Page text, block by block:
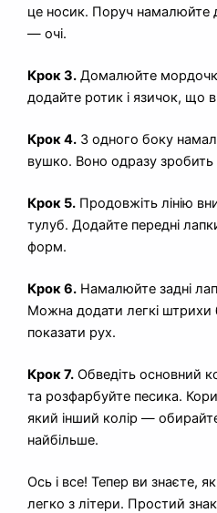
це носик. Поруч намалюйте
— очі.
Крок 3. Домалюйте
додайте ротик і язичок, що
Крок 4. З одного боку
вушко. Воно одразу зробить
Крок 5. Продовжіть лінію
тулуб. Додайте передні
форм.
Крок 6. Намалюйте задні
Можна додати легкі штрихи
показати рух.
Крок 7. Обведіть основний
та розфарбуйте песика.
який інший колір —
найбільше.
Ось і все! Тепер ви знаєте,
легко з літери. Простий